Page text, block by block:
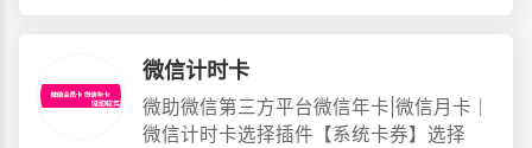
微信计时卡
微助微信第三方平台微信年卡|微信月卡｜
微信计时卡选择插件【系统卡券】选择